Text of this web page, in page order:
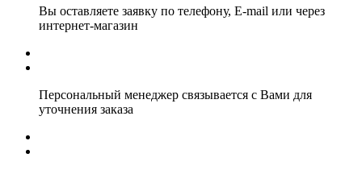
Вы оставляете заявку по телефону, E-mail или через
интернет-магазин
Персональный менеджер связывается с Вами для
уточнения заказа